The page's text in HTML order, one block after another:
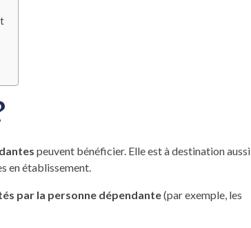
peuvent bénéficier. Elle est à destination aussi
en établissement.
par la personne dépendante(par exemple, les